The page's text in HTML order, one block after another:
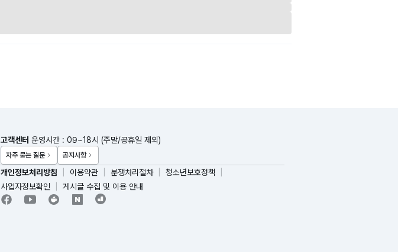
고객센터 운영시간 : 09~18시 (주말/공휴일 제외)
자주 묻는 질문 공지사항
개인정보처리방침 이용약관 분쟁처리절차
청소년보호정책
사업자정보확인
게시글 수집 및 이용 안내